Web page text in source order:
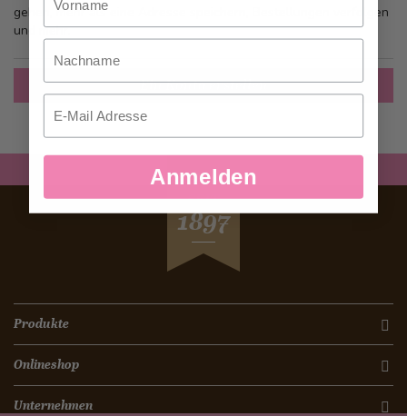
gehen, mehr als eine Adresse speichern, Bestellungen verfolgen
und mehr.
Ein Konto erstellen
SEIT
1897
Produkte
Onlineshop
Unternehmen
Nachname
Email
Anmelden